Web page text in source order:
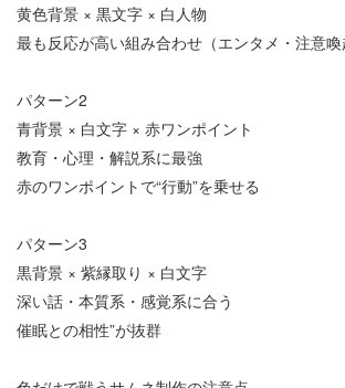
黄色背景 × 黒文字 × 白人物
最も反応が高い組み合わせ（エンタメ・注意
パターン2
青背景 × 白文字 × 赤ワンポイント
教育・心理・解説系に最強
赤のワンポイントで“行動”を乗せる
パターン3
黒背景 × 紫縁取り × 白文字
深い話・本質系・感覚系に合う
催眠との相性”が抜群